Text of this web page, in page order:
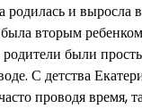
родилась и выросла
вторым
были
С детства
проводя время,